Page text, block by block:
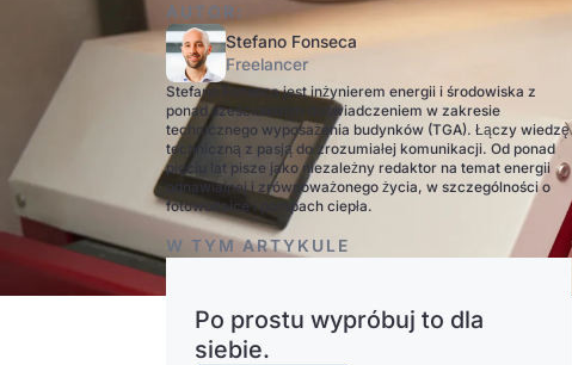
AUTOR:
Stefano Fonseca
Freelancer
Stefano Fonseca jest inżynierem energii i środowiska z
ponad sześcioletnim doświadczeniem w zakresie
technicznego wyposażenia budynków (TGA). Łączy wiedzę
techniczną z pasją do zrozumiałej komunikacji. Od ponad
pięciu lat pisze jako niezależny redaktor na temat energii
odnawialnej i zrównoważonego życia, w szczególności o
fotowoltaice i pompach ciepła.
W TYM ARTYKULE
Po prostu wypróbuj to dla
siebie.